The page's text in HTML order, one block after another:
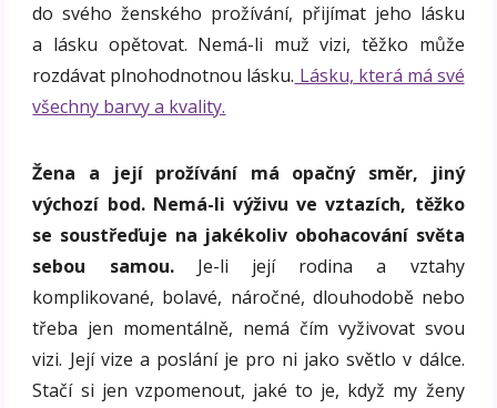
do svého ženského prožívání, přijímat jeho lásku
a lásku opětovat. Nemá-li muž vizi, těžko může
rozdávat plnohodnotnou lásku. Lásku, která má své
všechny barvy a kvality.
Žena a její prožívání má opačný směr, jiný
výchozí bod. Nemá-li výživu ve vztazích, těžko
se soustřeďuje na jakékoliv obohacování světa
sebou samou.Je-li její rodina a vztahy
komplikované, bolavé, náročné, dlouhodobě nebo
třeba jen momentálně, nemá čím vyživovat svou
vizi. Její vize a poslání je pro ni jako světlo v dálce.
Stačí si jen vzpomenout, jaké to je, když my ženy